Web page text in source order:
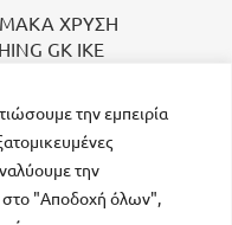
την εμπειρία
την
στο "Αποδοχή όλων",
ΧΡΥΣΗ
GK IKE